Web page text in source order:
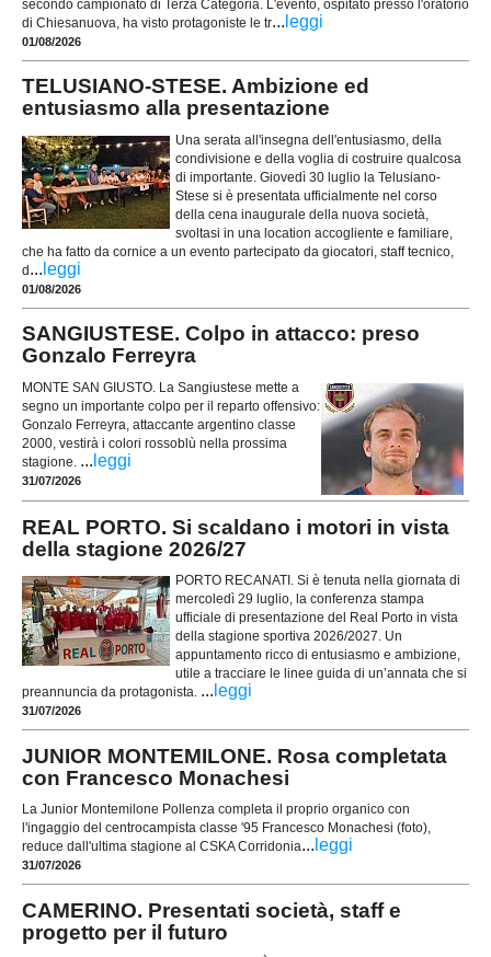
secondo campionato di Terza Categoria. L'evento, ospitato presso l'oratorio
di Chiesanuova, ha visto protagoniste le tr... leggi
01/08/2026
TELUSIANO-STESE. Ambizione ed
entusiasmo alla presentazione
Una serata all'insegna dell'entusiasmo, della
condivisione e della voglia di costruire qualcosa
di importante. Giovedì 30 luglio la Telusiano-
Stese si è presentata ufficialmente nel corso
della cena inaugurale della nuova società,
svoltasi in una location accogliente e familiare,
che ha fatto da cornice a un evento partecipato da giocatori, staff tecnico,
d... leggi
01/08/2026
SANGIUSTESE. Colpo in attacco: preso
Gonzalo Ferreyra
MONTE SAN GIUSTO. La Sangiustese mette a
segno un importante colpo per il reparto offensivo:
Gonzalo Ferreyra, attaccante argentino classe
2000, vestirà i colori rossoblù nella prossima
stagione. ... leggi
31/07/2026
REAL PORTO. Si scaldano i motori in vista
della stagione 2026/27
PORTO RECANATI. Si è tenuta nella giornata di
mercoledì 29 luglio, la conferenza stampa
ufficiale di presentazione del Real Porto in vista
della stagione sportiva 2026/2027. Un
appuntamento ricco di entusiasmo e ambizione,
utile a tracciare le linee guida di un’annata che si
preannuncia da protagonista. ... leggi
31/07/2026
JUNIOR MONTEMILONE. Rosa completata
con Francesco Monachesi
La Junior Montemilone Pollenza completa il proprio organico con
l'ingaggio del centrocampista classe '95 Francesco Monachesi (foto),
reduce dall'ultima stagione al CSKA Corridonia... leggi
31/07/2026
CAMERINO. Presentati società, staff e
progetto per il futuro